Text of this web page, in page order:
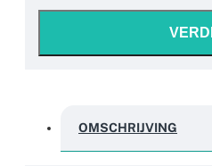
OMSCHRIJVING